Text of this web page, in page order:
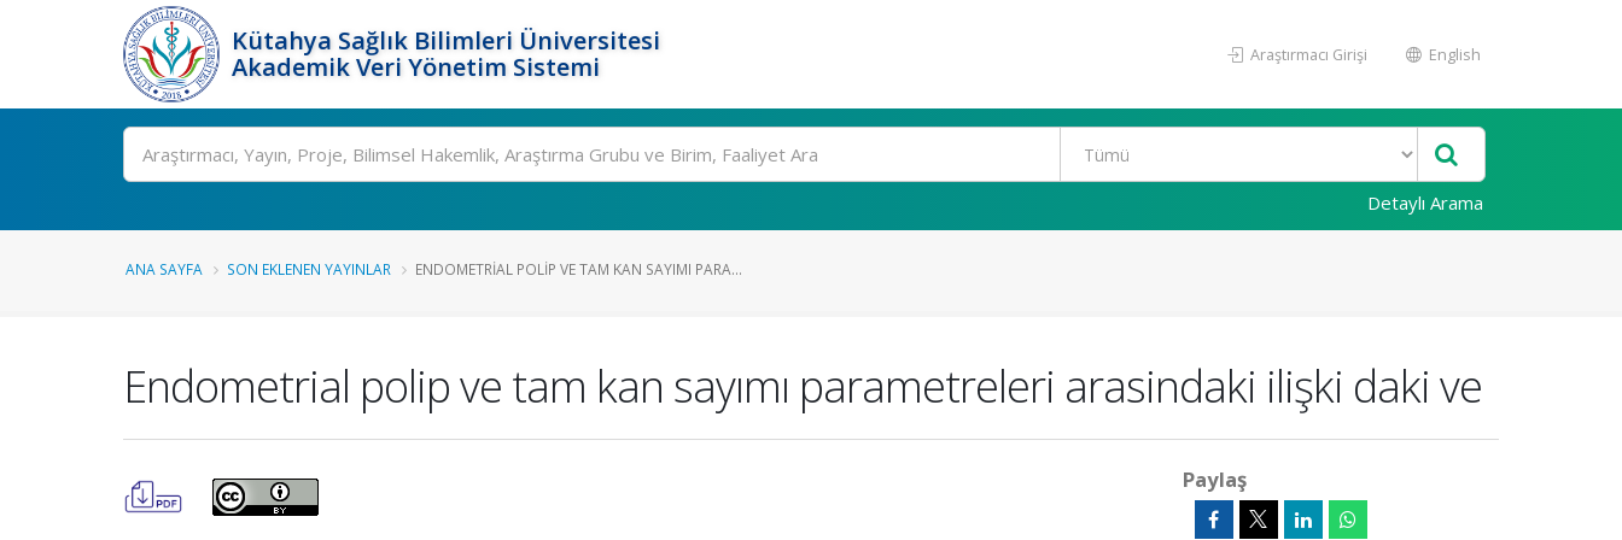
Kütahya Sağlık Bilimleri Üniversitesi
Akademik Veri Yönetim Sistemi
Araştırmacı Girişi English
Ara
Detaylı Arama
ANA SAYFA SON EKLENEN YAYINLAR ENDOMETRIAL POLIP VE TAM KAN SAYIMI PARA...
Endometrial polip ve tam kan sayımı parametreleri arasindaki ilişki daki ve
Paylaş